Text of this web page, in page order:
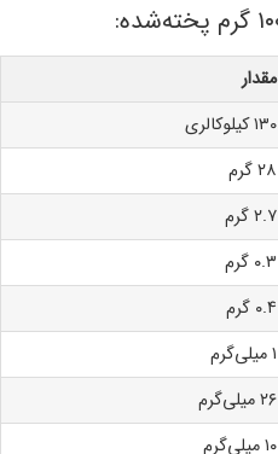
مقدار
۱۳۰ کیلوکالری
۲۸ گرم
۲.۷ گرم
۰.۳ گرم
۰.۴ گرم
۱ میلی‌گرم
۲۶ میلی‌گرم
۱۰ میلی‌گرم